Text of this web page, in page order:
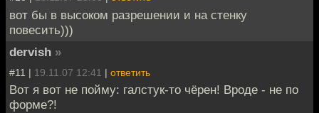
вот бы в высоком разрешении и на стенку
повесить)))
dervish »
#11 | 19.11.07 12:41 | ответить
Вот я вот не пойму: галстук-то чёрен! Вроде - не по
форме?!